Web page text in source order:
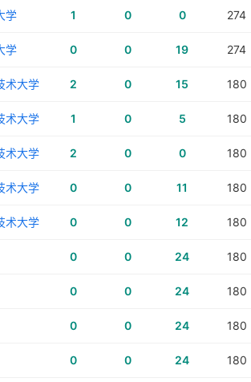
学 1 0 0 274
学 0 0 19 274
术大学 2 0 15 180
术大学 1 0 5 180
术大学 2 0 0 180
术大学 0 0 11 180
术大学 0 0 12 180
0 0 24 180
0 0 24 180
0 0 24 180
0 0 24 180